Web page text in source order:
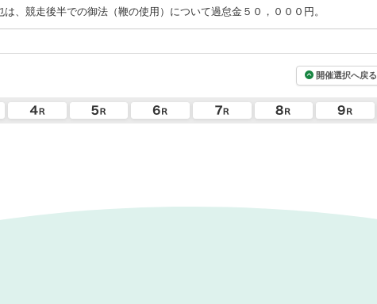
、競走後半での御法（鞭の使用）について過怠金５０，０００円。
開催選択へ戻る